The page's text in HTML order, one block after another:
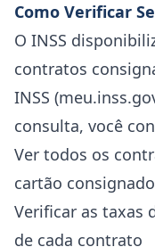
Como Verificar
O INSS
contratos
INSS
consulta, você
Ver todos os
cartão consignado
Verificar as taxas
de cada contrato